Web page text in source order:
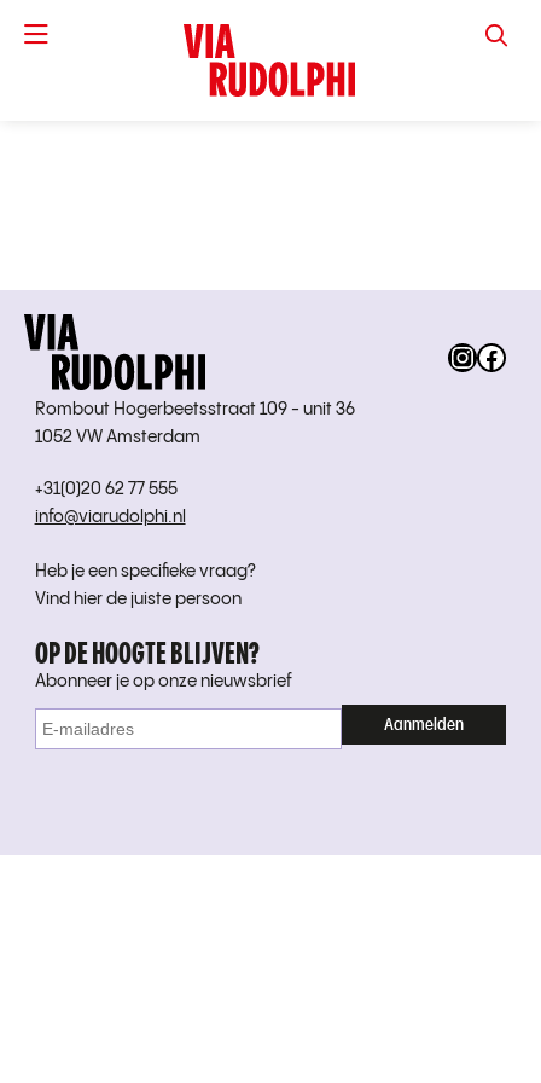
VIA
Rombout Hogerbeetsstraat 109 - unit 36
1052 VW Amsterdam
+31(0)20 62 77 555
info@viarudolphi.nl
Heb je een specifieke vraag?
Vind hier de juiste persoon
OP DE HOOGTE BLIJVEN?
Abonneer je op onze nieuwsbrief